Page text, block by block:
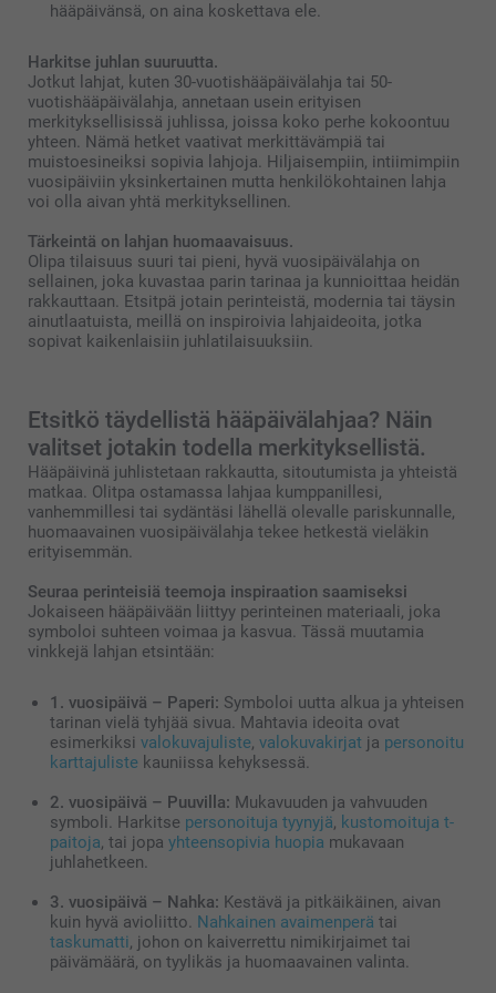
hääpäivänsä, on aina koskettava ele.
Harkitse juhlan suuruutta.
Jotkut lahjat, kuten 30-vuotishääpäivälahja tai 50-
vuotishääpäivälahja, annetaan usein erityisen
merkityksellisissä juhlissa, joissa koko perhe kokoontuu
yhteen. Nämä hetket vaativat merkittävämpiä tai
muistoesineiksi sopivia lahjoja. Hiljaisempiin, intiimimpiin
vuosipäiviin yksinkertainen mutta henkilökohtainen lahja
voi olla aivan yhtä merkityksellinen.
Tärkeintä on lahjan huomaavaisuus.
Olipa tilaisuus suuri tai pieni, hyvä vuosipäivälahja on
sellainen, joka kuvastaa parin tarinaa ja kunnioittaa heidän
rakkauttaan. Etsitpä jotain perinteistä, modernia tai täysin
ainutlaatuista, meillä on inspiroivia lahjaideoita, jotka
sopivat kaikenlaisiin juhlatilaisuuksiin.
Etsitkö täydellistä hääpäivälahjaa? Näin
valitset jotakin todella merkityksellistä.
Hääpäivinä juhlistetaan rakkautta, sitoutumista ja yhteistä
matkaa. Olitpa ostamassa lahjaa kumppanillesi,
vanhemmillesi tai sydäntäsi lähellä olevalle pariskunnalle,
huomaavainen vuosipäivälahja tekee hetkestä vieläkin
erityisemmän.
Seuraa perinteisiä teemoja inspiraation saamiseksi
Jokaiseen hääpäivään liittyy perinteinen materiaali, joka
symboloi suhteen voimaa ja kasvua. Tässä muutamia
vinkkejä lahjan etsintään:
1. vuosipäivä – Paperi: Symboloi uutta alkua ja yhteisen
tarinan vielä tyhjää sivua. Mahtavia ideoita ovat
esimerkiksi valokuvajuliste, valokuvakirjat ja personoitu
karttajuliste kauniissa kehyksessä.
2. vuosipäivä – Puuvilla: Mukavuuden ja vahvuuden
symboli. Harkitse personoituja tyynyjä, kustomoituja t-
paitoja, tai jopa yhteensopivia huopia mukavaan
juhlahetkeen.
3. vuosipäivä – Nahka: Kestävä ja pitkäikäinen, aivan
kuin hyvä avioliitto. Nahkainen avaimenperä tai
taskumatti, johon on kaiverrettu nimikirjaimet tai
päivämäärä, on tyylikäs ja huomaavainen valinta.